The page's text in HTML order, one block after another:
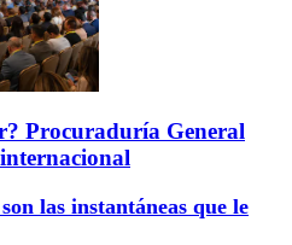
Procuraduría General
las instantáneas que le